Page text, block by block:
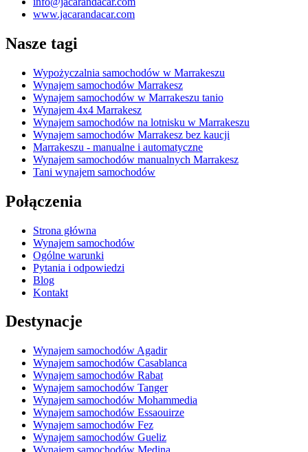
www.jacarandacar.com
Nasze tagi
Wypożyczalnia samochodów w Marrakeszu
Wynajem samochodów Marrakesz
Wynajem samochodów w Marrakeszu tanio
Wynajem 4x4 Marrakesz
Wynajem samochodów na lotnisku w Marrakeszu
Wynajem samochodów Marrakesz bez kaucji
Marrakeszu - manualne i automatyczne
Wynajem samochodów manualnych Marrakesz
Tani wynajem samochodów
Połączenia
Strona główna
Wynajem samochodów
Ogólne warunki
Pytania i odpowiedzi
Blog
Kontakt
Destynacje
Wynajem samochodów Agadir
Wynajem samochodów Casablanca
Wynajem samochodów Rabat
Wynajem samochodów Tanger
Wynajem samochodów Mohammedia
Wynajem samochodów Essaouirze
Wynajem samochodów Fez
Wynajem samochodów Gueliz